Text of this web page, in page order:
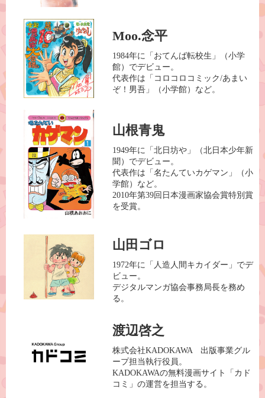
Moo.念平
1984年に「おてんば転校生」（小学
館）でデビュー。
代表作は「コロコロコミック/あまい
ぞ！男吾」（小学館）など。
山根青鬼
1949年に「北日坊や」（北日本少年新
聞）でデビュー。
代表作は「名たんていカゲマン」（小
学館）など。
2010年第39回日本漫画家協会賞特別賞
を受賞。
山田ゴロ
1972年に「人造人間キカイダー」でデ
ビュー。
デジタルマンガ協会事務局長を務め
る。
渡辺啓之
株式会社KADOKAWA 出版事業グル
ープ担当執行役員。
KADOKAWAの無料漫画サイト「カド
コミ」の運営を担当する。